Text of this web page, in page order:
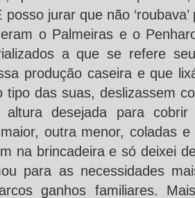
jurar que não
o Palmeiras e o
a que se refere
produção caseira e que
tipo das suas, deslizassem
altura desejada para
outra menor, coladas
na brincadeira e só deixei
para as necessidades
ganhos familiares.